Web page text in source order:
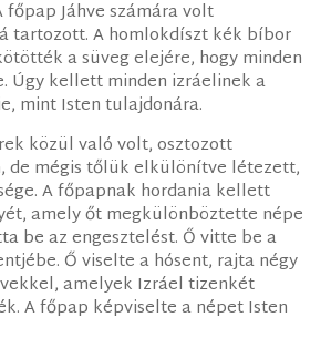
Jáhve számára volt
tartozott. A homlokdíszt kék bíbor
a süveg elejére, hogy minden
Úgy kellett minden izráelinek a
mint Isten tulajdonára.
közül való volt, osztozott
de mégis tőlük elkülönítve létezett,
A főpapnak hordania kellett
amely őt megkülönböztette népe
be az engesztelést. Ő vitte be a
Ő viselte a hósent, rajta négy
amelyek Izráel tizenkét
A főpap képviselte a népet Isten